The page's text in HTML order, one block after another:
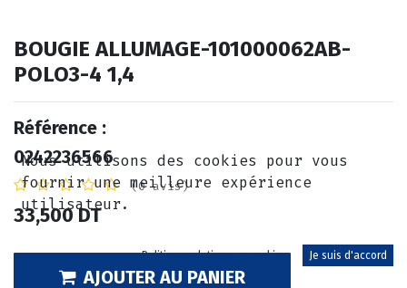
BOUGIE ALLUMAGE-101000062AB-
POLO3-4 1,4
Référence :
0242236566
(0 avis)
33,500DT
AJOUTER AU PANIER
Nous utilisons des cookies pour vous
fournir une meilleure expérience
utilisateur.
Politique relative aux cookies Je suis d'accord